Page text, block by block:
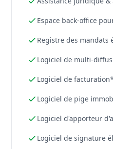
Espace back-office
Registre des mandats
Logiciel de multi-
Logiciel de facturation*
Logiciel de pige
Logiciel d'apporteur
Logiciel de signature